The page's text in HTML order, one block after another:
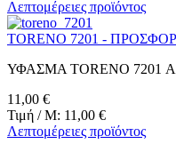
Λεπτομέρειες προϊόντος
TORENO 7201 -
ΥΦΑΣΜΑ TORENO 7201
11,00 €
Τιμή / M: 11,00 €
Λεπτομέρειες προϊόντος